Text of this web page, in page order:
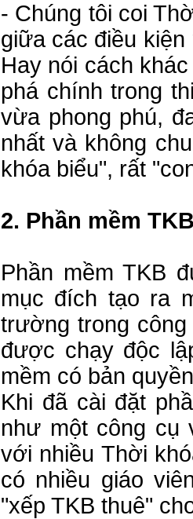
- Chúng tôi coi
giữa các điều
Hay nói cách
phá chính trong
vừa phong phú,
nhất và không
khóa biểu", rất
2. Phần mềm
Phần mềm TKB
mục đích tạo ra
trường trong
được chạy độc
mềm có bản
Khi đã cài đặt
như một công cụ
với nhiều Thời
có nhiều giáo
"xếp TKB thuê"